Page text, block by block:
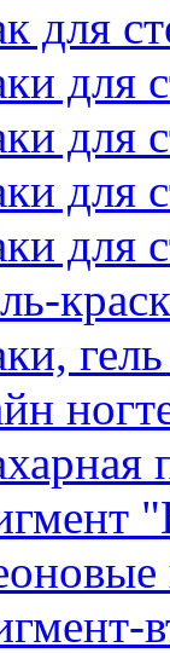
для
для
для
для
для